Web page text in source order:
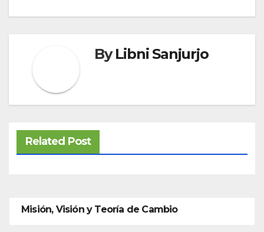
ByLibni Sanjurjo
Related Post
Misión, Visión y Teoría de Cambio